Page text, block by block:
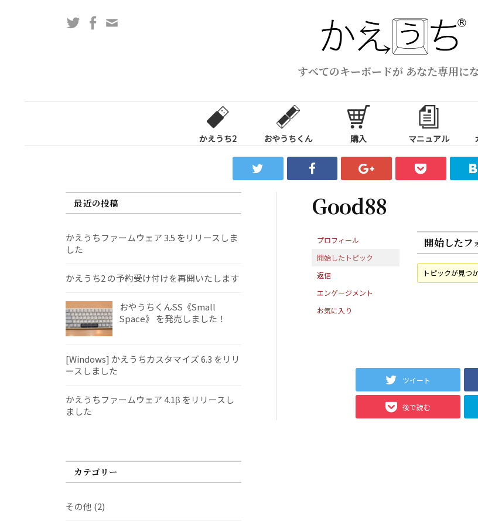
ス
すべてのキーボードが あなた専用に
TwitterFacebook
かえうち2 おやうちくん 購入 マニュアル
Good88
プロフィール
開始したトピック
返信
エンゲージメント
お気に入り
開始したフ
トピックが見つ
ツイート
後で読む
最近の投稿
かえうちファームウェア 3.5 をリリースしま
した
かえうち2 の予約受け付けを再開いたします
おやうちくんSS《Small
Space》 を発売しました！
[Windows] かえうちカスタマイズ 6.3 をリリ
ースしました
かえうちファームウェア 4.1β をリリースし
ました
カテゴリー
その他 (2)